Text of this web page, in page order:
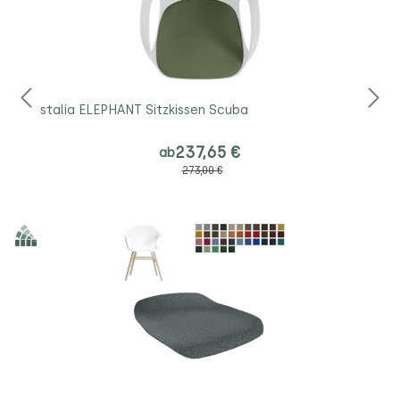
Kristalia ELEPHANT Sitzkissen Scuba
ab237,65 €
273,00 €